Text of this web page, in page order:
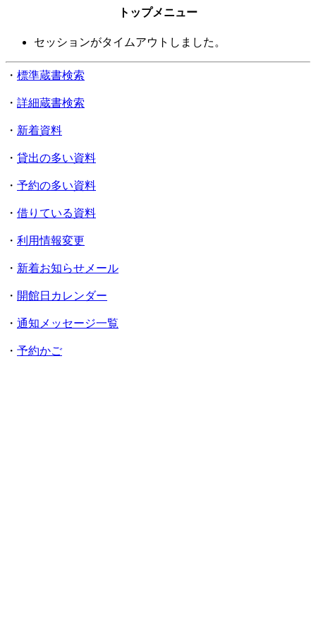
トップメニュー
セッションがタイムアウトしました。
・ 標準蔵書検索
・ 詳細蔵書検索
・ 新着資料
・ 貸出の多い資料
・ 予約の多い資料
・ 借りている資料
・ 利用情報変更
・ 新着お知らせメール
・ 開館日カレンダー
・ 通知メッセージ一覧
・ 予約かご